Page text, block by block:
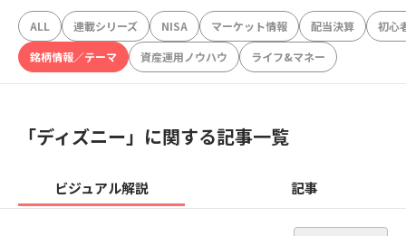
ALL 連載シリーズ NISA マーケット情報 配当決算
初心
銘柄情報／テーマ
資産運用ノウハウ ライフ&マネー
「ディズニー」に関する記事一覧
ビジュアル解説 記事